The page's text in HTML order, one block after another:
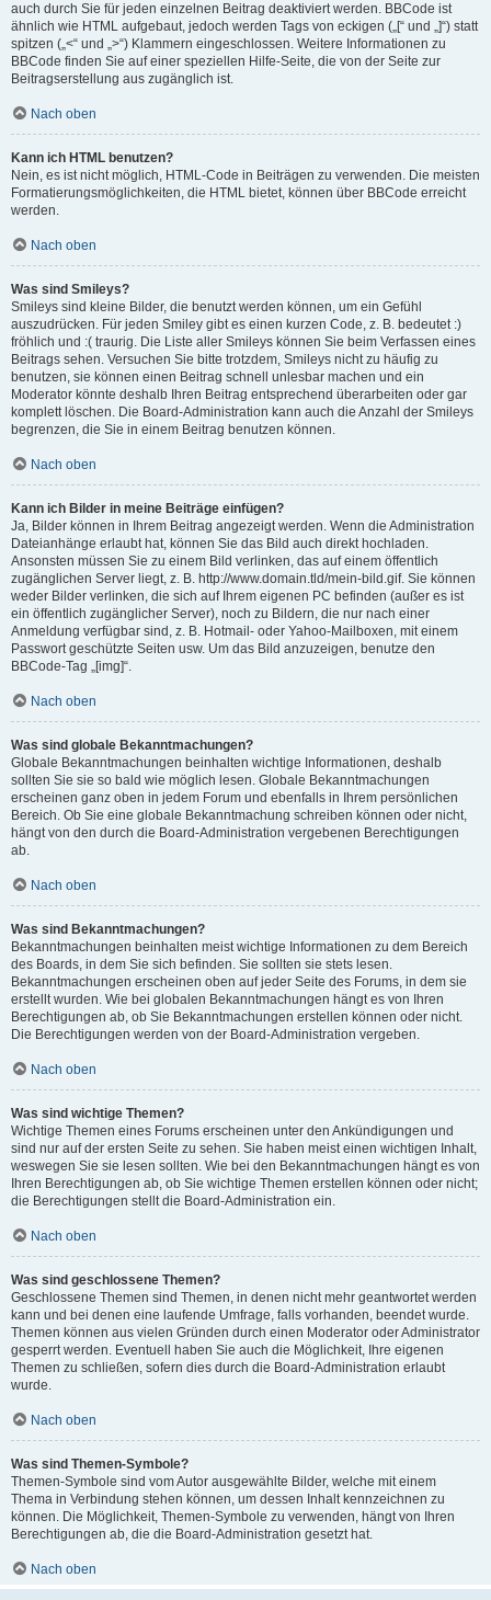
auch durch Sie für jeden einzelnen Beitrag deaktiviert werden. BBCode ist
ähnlich wie HTML aufgebaut, jedoch werden Tags von eckigen („[“ und „]“) statt
spitzen („<“ und „>“) Klammern eingeschlossen. Weitere Informationen zu
BBCode finden Sie auf einer speziellen Hilfe-Seite, die von der Seite zur
Beitragserstellung aus zugänglich ist.
Nach oben
Kann ich HTML benutzen?
Nein, es ist nicht möglich, HTML-Code in Beiträgen zu verwenden. Die meisten
Formatierungsmöglichkeiten, die HTML bietet, können über BBCode erreicht
werden.
Nach oben
Was sind Smileys?
Smileys sind kleine Bilder, die benutzt werden können, um ein Gefühl
auszudrücken. Für jeden Smiley gibt es einen kurzen Code, z. B. bedeutet :)
fröhlich und :( traurig. Die Liste aller Smileys können Sie beim Verfassen eines
Beitrags sehen. Versuchen Sie bitte trotzdem, Smileys nicht zu häufig zu
benutzen, sie können einen Beitrag schnell unlesbar machen und ein
Moderator könnte deshalb Ihren Beitrag entsprechend überarbeiten oder gar
komplett löschen. Die Board-Administration kann auch die Anzahl der Smileys
begrenzen, die Sie in einem Beitrag benutzen können.
Nach oben
Kann ich Bilder in meine Beiträge einfügen?
Ja, Bilder können in Ihrem Beitrag angezeigt werden. Wenn die Administration
Dateianhänge erlaubt hat, können Sie das Bild auch direkt hochladen.
Ansonsten müssen Sie zu einem Bild verlinken, das auf einem öffentlich
zugänglichen Server liegt, z. B. http://www.domain.tld/mein-bild.gif. Sie können
weder Bilder verlinken, die sich auf Ihrem eigenen PC befinden (außer es ist
ein öffentlich zugänglicher Server), noch zu Bildern, die nur nach einer
Anmeldung verfügbar sind, z. B. Hotmail- oder Yahoo-Mailboxen, mit einem
Passwort geschützte Seiten usw. Um das Bild anzuzeigen, benutze den
BBCode-Tag „[img]“.
Nach oben
Was sind globale Bekanntmachungen?
Globale Bekanntmachungen beinhalten wichtige Informationen, deshalb
sollten Sie sie so bald wie möglich lesen. Globale Bekanntmachungen
erscheinen ganz oben in jedem Forum und ebenfalls in Ihrem persönlichen
Bereich. Ob Sie eine globale Bekanntmachung schreiben können oder nicht,
hängt von den durch die Board-Administration vergebenen Berechtigungen
ab.
Nach oben
Was sind Bekanntmachungen?
Bekanntmachungen beinhalten meist wichtige Informationen zu dem Bereich
des Boards, in dem Sie sich befinden. Sie sollten sie stets lesen.
Bekanntmachungen erscheinen oben auf jeder Seite des Forums, in dem sie
erstellt wurden. Wie bei globalen Bekanntmachungen hängt es von Ihren
Berechtigungen ab, ob Sie Bekanntmachungen erstellen können oder nicht.
Die Berechtigungen werden von der Board-Administration vergeben.
Nach oben
Was sind wichtige Themen?
Wichtige Themen eines Forums erscheinen unter den Ankündigungen und
sind nur auf der ersten Seite zu sehen. Sie haben meist einen wichtigen Inhalt,
weswegen Sie sie lesen sollten. Wie bei den Bekanntmachungen hängt es von
Ihren Berechtigungen ab, ob Sie wichtige Themen erstellen können oder nicht;
die Berechtigungen stellt die Board-Administration ein.
Nach oben
Was sind geschlossene Themen?
Geschlossene Themen sind Themen, in denen nicht mehr geantwortet werden
kann und bei denen eine laufende Umfrage, falls vorhanden, beendet wurde.
Themen können aus vielen Gründen durch einen Moderator oder Administrator
gesperrt werden. Eventuell haben Sie auch die Möglichkeit, Ihre eigenen
Themen zu schließen, sofern dies durch die Board-Administration erlaubt
wurde.
Nach oben
Was sind Themen-Symbole?
Themen-Symbole sind vom Autor ausgewählte Bilder, welche mit einem
Thema in Verbindung stehen können, um dessen Inhalt kennzeichnen zu
können. Die Möglichkeit, Themen-Symbole zu verwenden, hängt von Ihren
Berechtigungen ab, die die Board-Administration gesetzt hat.
Nach oben